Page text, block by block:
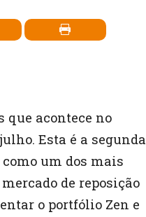
que acontece no
Esta é a segunda
um dos mais
de reposição
o portfólio Zen e